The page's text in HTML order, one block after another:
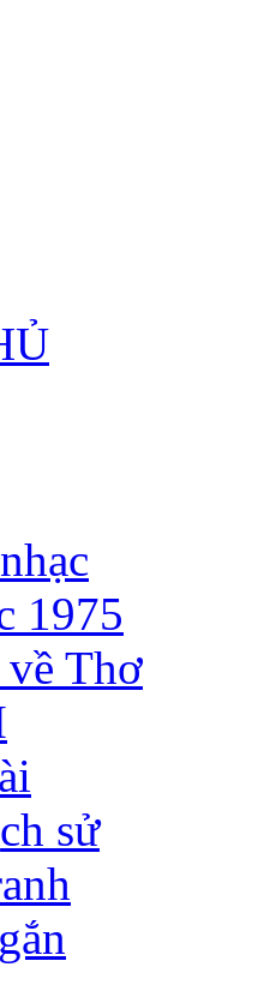
1975
Thơ
sử